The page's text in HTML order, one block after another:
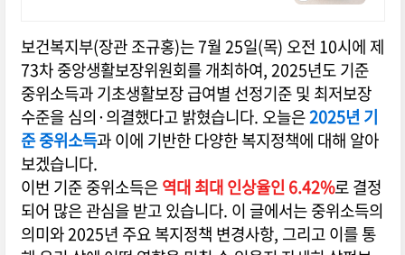
보건복지부(장관 조규홍)는 7월 25일(목) 오전 10시에 제
73차 중앙생활보장위원회를 개최하여, 2025년도 기준
중위소득과 기초생활보장 급여별 선정기준 및 최저보장
수준을 심의·의결했다고 밝혔습니다. 오늘은2025년 기
준 중위소득과 이에 기반한 다양한 복지정책에 대해 알아
보겠습니다.
이번 기준 중위소득은역대 최대 인상율인 6.42%로 결정
되어 많은 관심을 받고 있습니다. 이 글에서는 중위소득의
의미와 2025년 주요 복지정책 변경사항, 그리고 이를 통